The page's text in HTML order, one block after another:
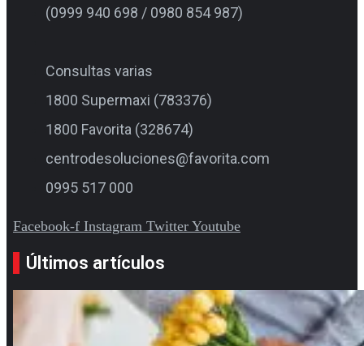
(0999 940 698 / 0980 854 987)
Consultas varias
1800 Supermaxi (783376)
1800 Favorita (328674)
centrodesoluciones@favorita.com
0995 517 000
Facebook-f Instagram Twitter Youtube
Últimos artículos